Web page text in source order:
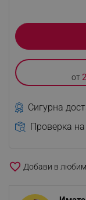
от
Сигурна
Проверка
favorite_border